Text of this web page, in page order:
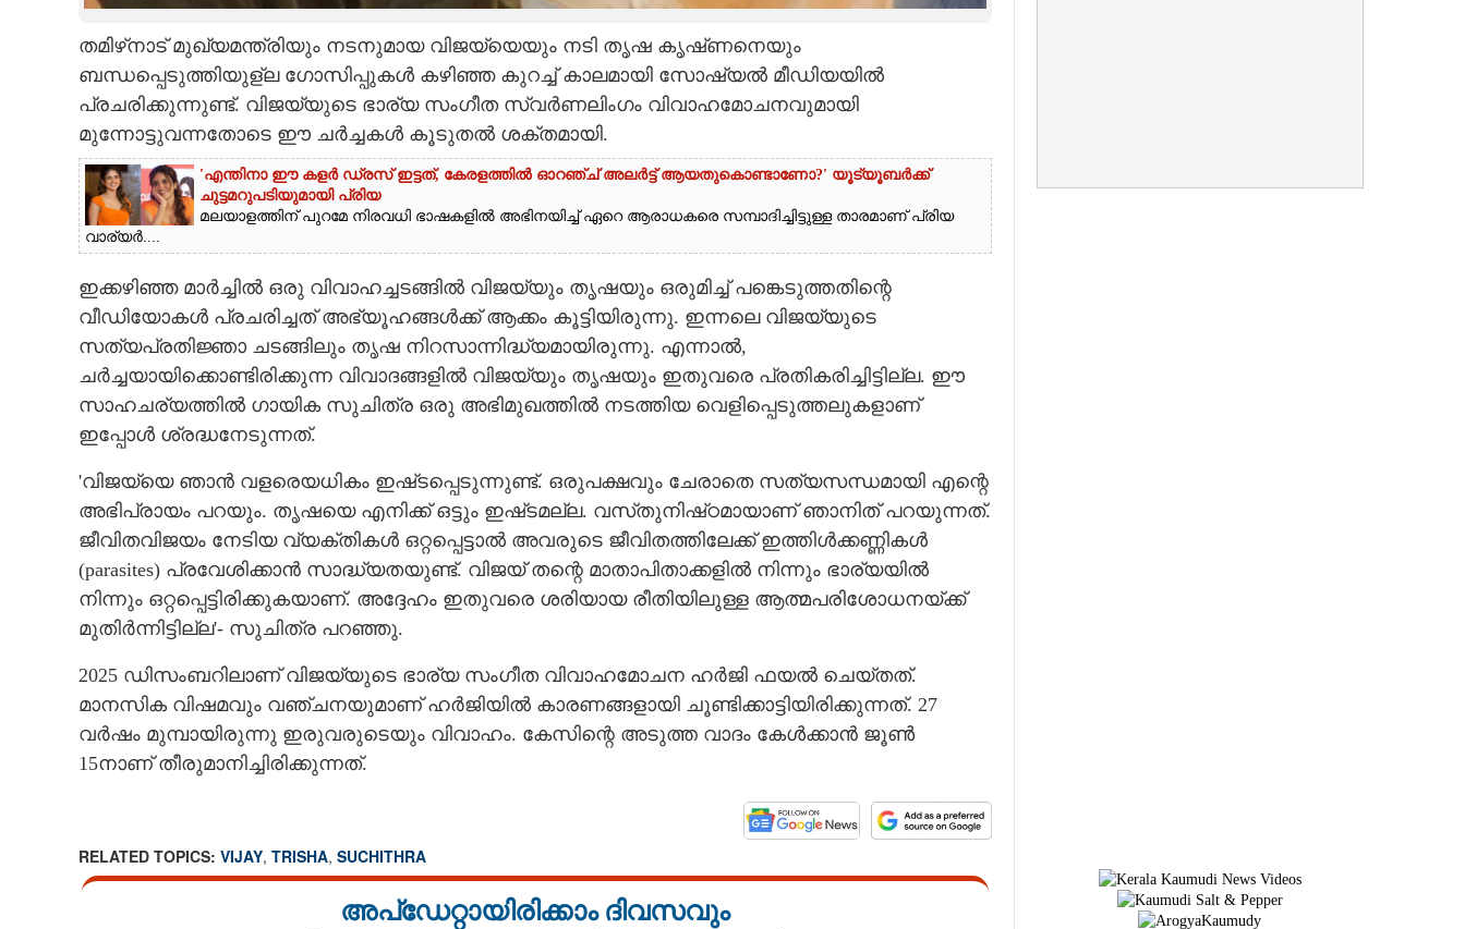
LITERATURE
CONTACT US
തമിഴ്‌നാട് മുഖ്യമന്ത്രിയും നടനുമായ വിജയ്‌യെയും നടി തൃഷ കൃഷ്‌ണനെയും
ബന്ധപ്പെടുത്തിയുള്ല ഗോസിപ്പുകൾ കഴിഞ്ഞ കുറച്ച് കാലമായി സോഷ്യൽ മീഡിയയിൽ
പ്രചരിക്കുന്നുണ്ട്. വിജയ്‌യുടെ ഭാര്യ സംഗീത സ്വർണലിംഗം വിവാഹമോചനവുമായി
മുന്നോട്ടുവന്നതോടെ ഈ ചർച്ചകൾ കൂടുതൽ ശക്തമായി.
'എന്തിനാ ഈ കളർ ഡ്രസ് ഇട്ടത്, കേരളത്തിൽ ഓറഞ്ച് അല‌ർട്ട് ആയതുകൊണ്ടാണോ?' യൂട്യൂബർക്ക്
ചുട്ടമറുപടിയുമായി പ്രിയ
മലയാളത്തിന് പുറമേ നിരവധി ഭാഷകളിൽ അഭിനയിച്ച് ഏറെ ആരാധകരെ സമ്പാദിച്ചിട്ടുള്ള താരമാണ് പ്രിയ
വാര്യർ....
ഇക്കഴിഞ്ഞ മാർച്ചിൽ ഒരു വിവാഹച്ചടങ്ങിൽ വിജയ്‌യും തൃഷയും ഒരുമിച്ച് പങ്കെടുത്തതിന്റെ
വീഡിയോകൾ പ്രചരിച്ചത് അഭ്യൂഹങ്ങൾക്ക് ആക്കം കൂട്ടിയിരുന്നു. ഇന്നലെ വിജയ്‌യുടെ
സത്യപ്രതിജ്ഞാ ചടങ്ങിലും തൃഷ നിറസാന്നിദ്ധ്യമായിരുന്നു. എന്നാൽ,
ചർച്ചയായിക്കൊണ്ടിരിക്കുന്ന വിവാദങ്ങളിൽ വിജയ്‌യും തൃഷയും ഇതുവരെ പ്രതികരിച്ചിട്ടില്ല. ഈ
സാഹചര്യത്തിൽ ഗായിക സുചിത്ര ഒരു അഭിമുഖത്തിൽ നടത്തിയ വെളിപ്പെടുത്തലുകളാണ്
ഇപ്പോൾ ശ്രദ്ധനേടുന്നത്.
'വിജയ്‌യെ ഞാൻ വളരെയധികം ഇഷ്‌ടപ്പെടുന്നുണ്ട്. ഒരുപക്ഷവും ചേരാതെ സത്യസന്ധമായി എന്റെ
അഭിപ്രായം പറയും. തൃഷയെ എനിക്ക് ഒട്ടും ഇഷ്‌ടമല്ല. വസ്‌തുനിഷ്‌ഠമായാണ് ഞാനിത് പറയുന്നത്.
ജീവിതവിജയം നേടിയ വ്യക്തികൾ ഒറ്റപ്പെട്ടാൽ അവരുടെ ജീവിതത്തിലേക്ക് ഇത്തിൾക്കണ്ണികൾ
(parasites) പ്രവേശിക്കാൻ സാദ്ധ്യതയുണ്ട്. വിജയ് തന്റെ മാതാപിതാക്കളിൽ നിന്നും ഭാര്യയിൽ
നിന്നും ഒറ്റപ്പെട്ടിരിക്കുകയാണ്. അദ്ദേഹം ഇതുവരെ ശരിയായ രീതിയിലുള്ള ആത്മപരിശോധനയ്‌ക്ക്
മുതിർന്നിട്ടില്ല'- സുചിത്ര പറഞ്ഞു.
2025 ഡിസംബറിലാണ് വിജയ്‌യുടെ ഭാര്യ സംഗീത വിവാഹമോചന ഹർജി ഫയൽ ചെയ്‌തത്.
മാനസിക വിഷമവും വഞ്ചനയുമാണ് ഹർജിയിൽ കാരണങ്ങളായി ചൂണ്ടിക്കാട്ടിയിരിക്കുന്നത്. 27
വർഷം മുമ്പായിരുന്നു ഇരുവരുടെയും വിവാഹം. കേസിന്റെ അടുത്ത വാദം കേൾക്കാൻ ജൂൺ
15നാണ് തീരുമാനിച്ചിരിക്കുന്നത്.
RELATED TOPICS: VIJAY, TRISHA, SUCHITHRA
അപ്ഡേറ്റായിരിക്കാം ദിവസവും
ഇത്തിൾക്കണ്ണിയാണ് അവൾ'; തുറന്നടിച്ച്
പ്രമുഖ ഗായിക
Share this link
Copy Link